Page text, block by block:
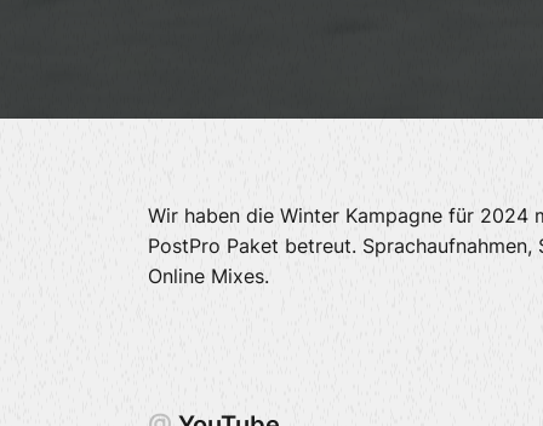
Wir haben die Winter Kampagne für 2024
PostPro Paket betreut. Sprachaufnahmen,
Online Mixes.